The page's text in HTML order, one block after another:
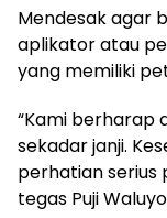
Mendesak agar
aplikator atau
yang memiliki
“Kami berharap
sekadar janji.
perhatian serius
tegas Puji